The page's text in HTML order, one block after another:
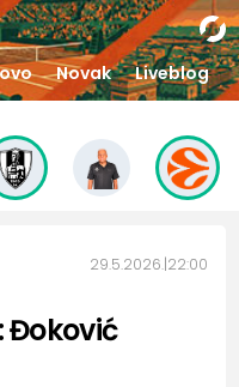
Novak Liveblog
29.5.2026. 22:00
Đoković